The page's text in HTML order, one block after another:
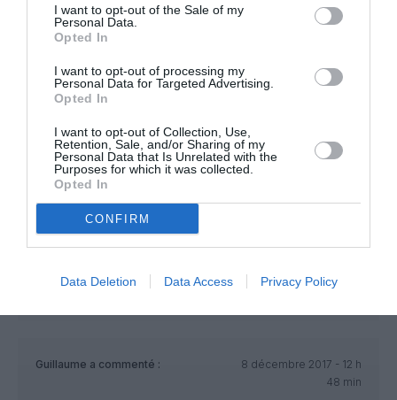
I want to opt-out of the Sale of my
Personal Data.
Opted In
I want to opt-out of processing my
Personal Data for Targeted Advertising.
Opted In
I want to opt-out of Collection, Use,
Retention, Sale, and/or Sharing of my
Personal Data that Is Unrelated with the
Purposes for which it was collected.
Opted In
CONFIRM
Data Deletion Data Access Privacy Policy
h 07 min
Avez vous remarqué $ Nixie =$Dreamliner que @
s’adressait pas à vous?
Alain45 a commenté :
8 décembre 2017 - 16
Boeing fait mieux, cela dépend des domaines. Pas
aussi simple.
RÉPONDRE
Guillaume a commenté :
8 décembre 2017 - 12 h
48 min